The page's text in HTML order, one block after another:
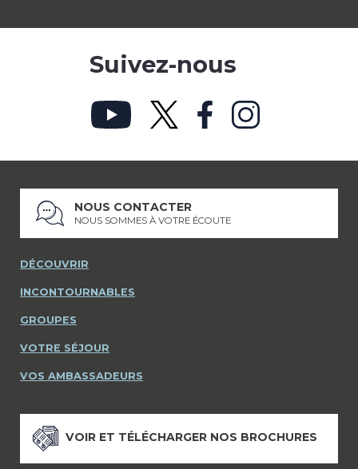
Suivez-nous
NOUS CONTACTER
NOUS SOMMES À VOTRE ÉCOUTE
DÉCOUVRIR
INCONTOURNABLES
GROUPES
VOTRE SÉJOUR
VOS AMBASSADEURS
VOIR ET TÉLÉCHARGER NOS BROCHURES